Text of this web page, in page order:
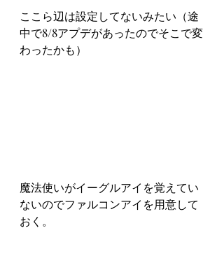
ここら辺は設定してないみたい（途
中で8/8アプデがあったのでそこで変
わったかも）
魔法使いがイーグルアイを覚えてい
ないのでファルコンアイを用意して
おく。